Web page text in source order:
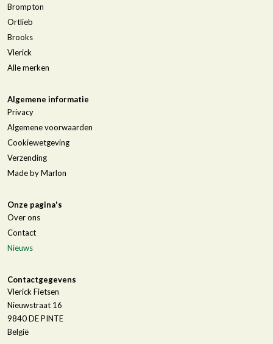
Brompton
Ortlieb
Brooks
Vlerick
Alle merken
Algemene informatie
Privacy
Algemene voorwaarden
Cookiewetgeving
Verzending
Made by Marlon
Onze pagina's
Over ons
Contact
Nieuws
Contactgegevens
Vlerick Fietsen
Nieuwstraat 16
9840DE PINTE
België